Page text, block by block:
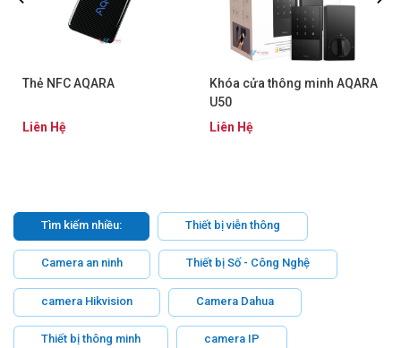
Thẻ NFC AQARA
Liên Hệ
Khóa cửa thông minh AQARA
U50
Liên Hệ
Tìm kiếm nhiều: Thiết bị viễn thông
Camera an ninh Thiết bị Số - Công Nghệ
camera Hikvision Camera Dahua
Thiết bị thông minh camera IP